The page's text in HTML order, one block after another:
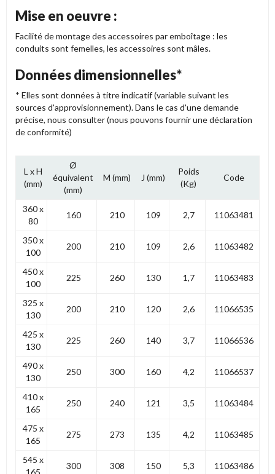
Mise en oeuvre :
Facilité de montage des accessoires par emboîtage : les
conduits sont femelles, les accessoires sont mâles.
Données dimensionnelles*
* Elles sont données à titre indicatif (variable suivant les
sources d'approvisionnement). Dans le cas d'une demande
précise, nous consulter (nous pouvons fournir une déclaration
de conformité)
L x H
(mm)
Ø
équivalent
(mm)
M (mm) J (mm)
Poids
(Kg)
Code
360 x
80
160 210 109 2,7 11063481
350 x
100
200 210 109 2,6 11063482
450 x
100
225 260 130 1,7 11063483
325 x
130
200 210 120 2,6 11066535
425 x
130
225 260 140 3,7 11066536
490 x
130
250 300 160 4,2 11066537
410 x
165
250 240 121 3,5 11063484
475 x
165
275 273 135 4,2 11063485
545 x
165
300 308 150 5,3 11063486